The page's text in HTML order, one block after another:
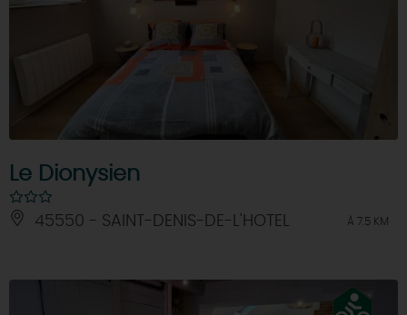
Le Dionysien
45550 - SAINT-DENIS-DE-L'HOTEL À 7.5 KM